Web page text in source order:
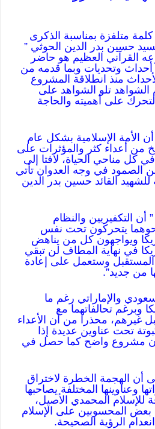
متلفزة بمناسبة الذكرى
حسين بدر الدين الحوثي ”
القرآني العظيم هو حاضر
أحداث وتحديات وبما قدمه من
منذ انطلاقة المشروع
الشواهد تلو الشواهد على
على أهميته والحاجة
الأمة الإسلامية بشكل عام
من أعداء كثر والمؤثرات على
كل مناحي الحياة، لافتا إلى
الصمود في وجه العدوان تأتي
للشهيد القائد حسين بدر الدين
التكفيريين والنظام
يتحركون تحت نفس
ويواجهون كل من يناهض
في نهاية المطاف لن تبقي
وستعمل على إعادة
من جديد”.
والإماراتي رغم ما
وبرغم تحالفاتهما مع
غيرهم، محذرا من أن الأعداء
تحت عناوين عديدة إذا
مشروع واضح كما حصل في
أن الهجمة الخطرة لاختراق
وعناوينها المختلفة يصاحبها
المحمدي الأصيل،
بعض المحسوبين على الإسلام
الرؤية الصحيحة.